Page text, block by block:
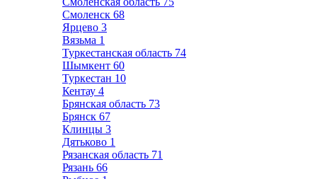
Смоленск 68
Ярцево 3
Вязьма 1
Туркестанская область 74
Шымкент 60
Туркестан 10
Кентау 4
Брянская область 73
Брянск 67
Клинцы 3
Дятьково 1
Рязанская область 71
Рязань 66